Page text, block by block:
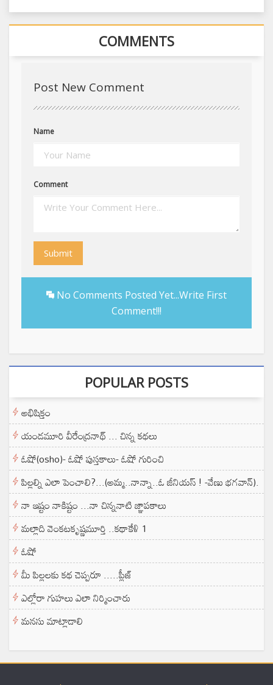
COMMENTS
Post New Comment
Name
Comment
Submit
No Comments Posted Yet...Write First
Comment!!!
POPULAR POSTS
అభిషిక్తం
యండమూరి వీరేంద్రనాథ్ ... చిన్న కథలు
ఓషో(osho)- ఓషో పుస్తకాలు- ఓషో గురించి
పిల్లల్ని ఎలా పెంచాలి?...(అమ్మ..నాన్నా..ఓ జీనియస్ ! -వేణు భగవాన్).
నా ఇష్టం నాకిష్టం ...నా చిన్ననాటి జ్ఞాపకాలు
మల్లాది వెంకటకృష్ణమూర్తి ..కథాకేళి 1
ఓషో
మీ పిల్లలకు కథ చెప్పరూ .....ప్లీజ్
ఎల్లోరా గుహలు ఎలా నిర్మించారు
మనసు మాట్లాడాలి